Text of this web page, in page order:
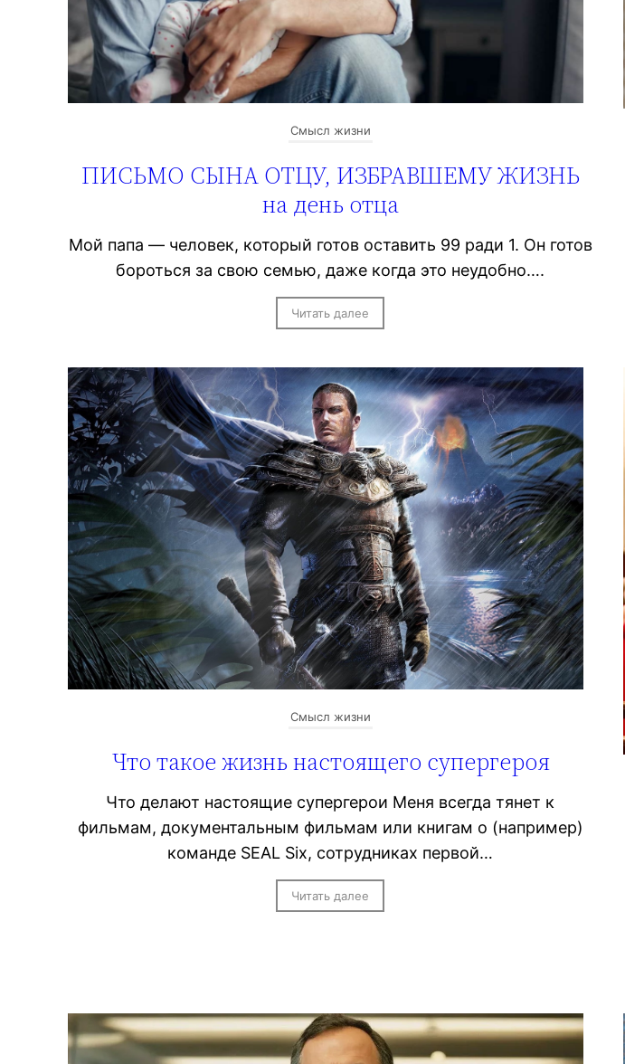
Смысл жизни
ПИСЬМО СЫНА ОТЦУ, ИЗБРАВШЕМУ ЖИЗНЬ
на день отца
Мой папа — человек, который готов оставить 99 ради 1. Он готов
бороться за свою семью, даже когда это неудобно….
Читать далее
Смысл жизни
Что такое жизнь настоящего супергероя
Что делают настоящие супергерои Меня всегда тянет к
фильмам, документальным фильмам или книгам о (например)
команде SEAL Six, сотрудниках первой…
Читать далее